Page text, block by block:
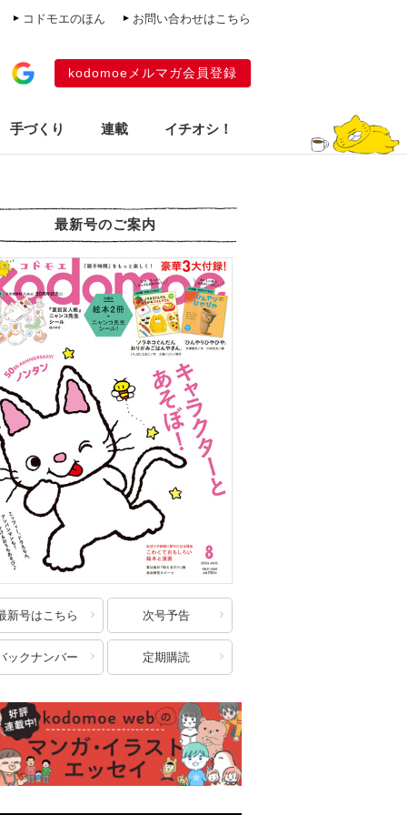
コドモエのほん お問い合わせはこちら
kodomoeメルマガ会員登録
手づくり 連載 イチオシ！
最新号のご案内
新号はこちら 次号予告
ックナンバー 定期購読